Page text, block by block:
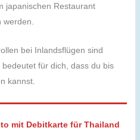
japanischen Restaurant
bei Inlandsflügen sind
für dich, dass du bis
kannst.
mit Debitkarte für Thailand